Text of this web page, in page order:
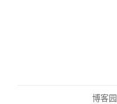
博客园